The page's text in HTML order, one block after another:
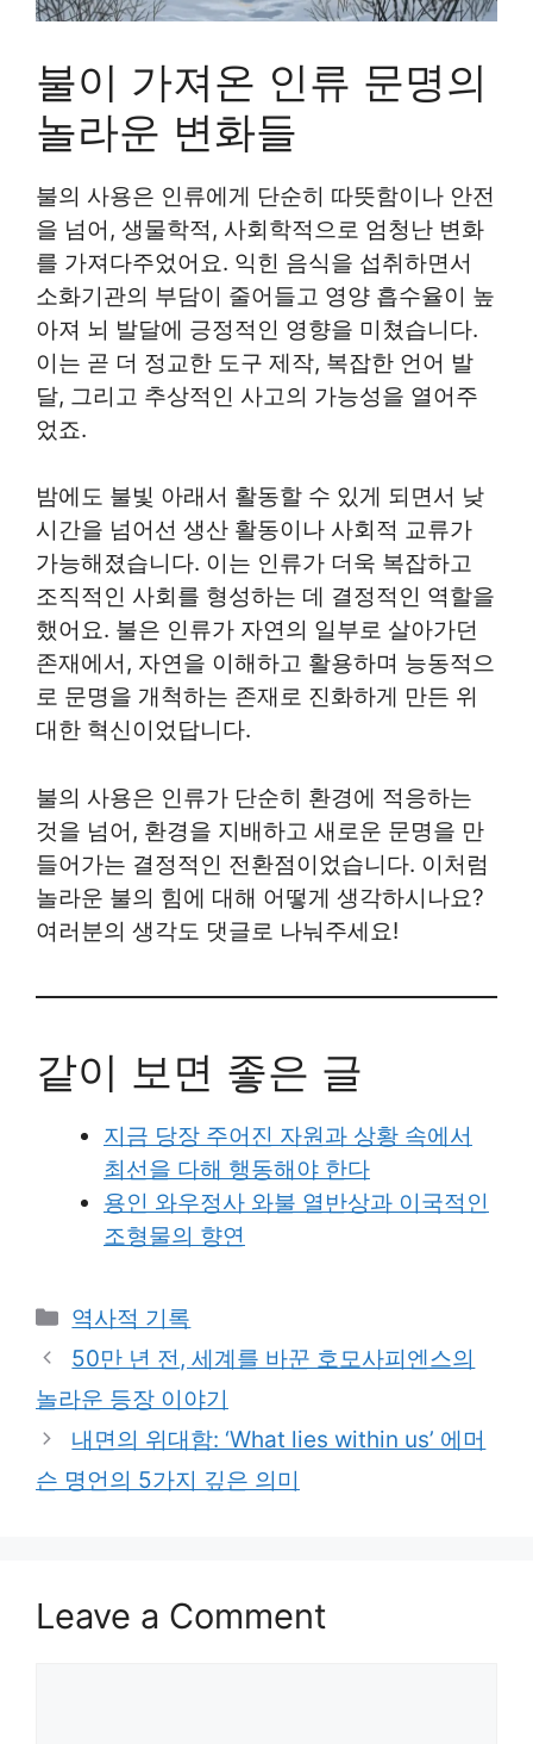
불이 가져온 인류 문명의
놀라운 변화들
불의 사용은 인류에게 단순히 따뜻함이나 안전
을 넘어, 생물학적, 사회학적으로 엄청난 변화
를 가져다주었어요. 익힌 음식을 섭취하면서
소화기관의 부담이 줄어들고 영양 흡수율이 높
아져 뇌 발달에 긍정적인 영향을 미쳤습니다.
이는 곧 더 정교한 도구 제작, 복잡한 언어 발
달, 그리고 추상적인 사고의 가능성을 열어주
었죠.
밤에도 불빛 아래서 활동할 수 있게 되면서 낮
시간을 넘어선 생산 활동이나 사회적 교류가
가능해졌습니다. 이는 인류가 더욱 복잡하고
조직적인 사회를 형성하는 데 결정적인 역할을
했어요. 불은 인류가 자연의 일부로 살아가던
존재에서, 자연을 이해하고 활용하며 능동적으
로 문명을 개척하는 존재로 진화하게 만든 위
대한 혁신이었답니다.
불의 사용은 인류가 단순히 환경에 적응하는
것을 넘어, 환경을 지배하고 새로운 문명을 만
들어가는 결정적인 전환점이었습니다. 이처럼
놀라운 불의 힘에 대해 어떻게 생각하시나요?
여러분의 생각도 댓글로 나눠주세요!
같이 보면 좋은 글
지금 당장 주어진 자원과 상황 속에서
최선을 다해 행동해야 한다
용인 와우정사 와불 열반상과 이국적인
조형물의 향연
Categories
역사적 기록
50만 년 전, 세계를 바꾼 호모사피엔스의
놀라운 등장 이야기
내면의 위대함: ‘What lies within us’ 에머
슨 명언의 5가지 깊은 의미
Leave a Comment